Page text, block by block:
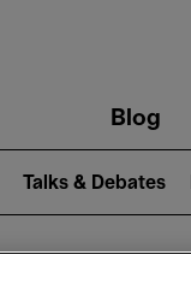
Blog
Talks & Debates